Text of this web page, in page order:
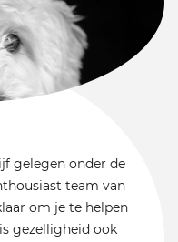
gelegen onder de
team van
om je te helpen
gezelligheid ook